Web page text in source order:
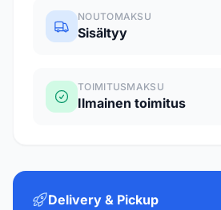
NOUTOMAKSU
Sisältyy
TOIMITUSMAKSU
Ilmainen toimitus
Delivery & Pickup